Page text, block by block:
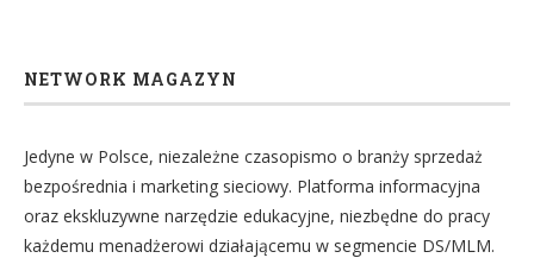
NETWORK MAGAZYN
Jedyne w Polsce, niezależne czasopismo o branży sprzedaż
bezpośrednia i marketing sieciowy. Platforma informacyjna
oraz ekskluzywne narzędzie edukacyjne, niezbędne do pracy
każdemu menadżerowi działającemu w segmencie DS/MLM.